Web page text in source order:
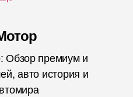
премиум и
авто история и